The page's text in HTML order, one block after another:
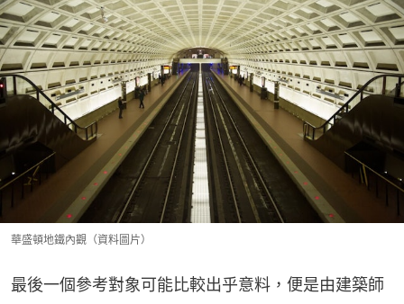
華盛頓地鐵內觀（資料圖片）
最後一個參考對象可能比較出乎意料，便是由建築師